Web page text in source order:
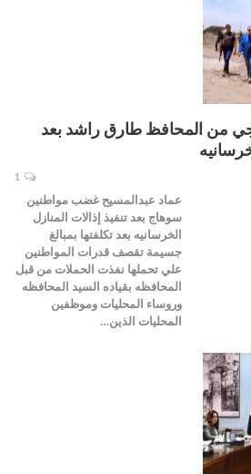
من المحافظ طارق راشد بعد
عماد عبدالمسيح غضب مواطنين
سوهاج بعد تنفيذ إذالات المنازل
الخرسانيه بعد تكلفتها بمبالغ
جسيمة تقصف قدرات المواطنين
علي تحملها نفذت الحملات من قبل
المحافظه بقياده السيد المحافظه
وروساء المحليات وموظفين
المحليات الذين…